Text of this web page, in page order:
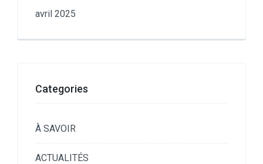
avril 2025
Categories
À SAVOIR
ACTUALITÉS